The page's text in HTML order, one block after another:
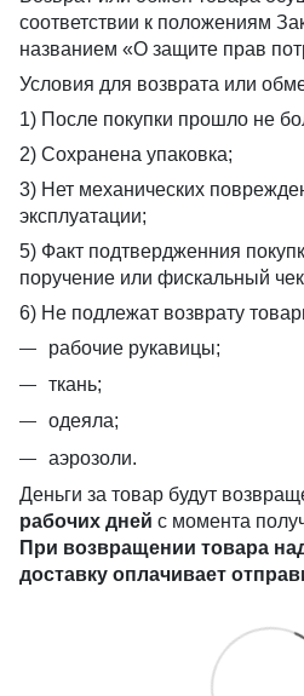
соответствии к положениям
названием «О защите прав
Условия для возврата или
1) После покупки прошло не
2) Сохранена упаковка;
3) Нет механических
эксплуатации;
5) Факт подтвердженния
поручение или фискальный
6) Не подлежат возврату
рабочие рукавицы;
ткань;
одеяла;
аэрозоли.
Деньги за товар будут
рабочих дней с момента
При возвращении товара
доставку оплачивает